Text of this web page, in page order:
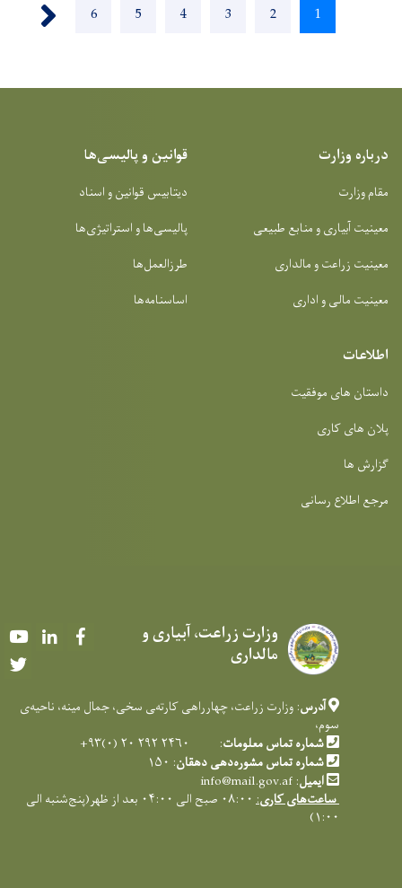
Current
1
Page
2
Page
3
Page
4
Page
5
Page
6
درباره وزارت
مقام وزارت
معینیت آبیاری و منابع طبیعی
معینیت زراعت و مالداری
معینیت مالی و اداری
قوانین و پالیسی‌ها
دیتابیس قوانین و اسناد
پالیسی‌ها و استراتیژی‌ها
طرزالعمل‌ها
اساسنامه‌ها
اطلاعات
داستان های موفقیت
پلان های کاری
گزارش ها
مرجع اطلاع رسانی
وزارت زراعت، آبیاری و
مالداری
YoutubeLinkedIn
آدرس: وزارت زراعت، چهارراهی کارته‌‍ی سخی، جمال مینه، ناحیه‌ی
سوم،
شماره تماس معلومات: ۲۴۶۰ ۲۹۲ ۲۰ (۰)۹۳+
شماره تماس مشوره‌دهی دهقان: ۱۵۰
ایمیل:
info@mail.gov.af
ساعت‌های کاری:
۰۸:۰۰ صبح الی ۰۴:۰۰ بعد از ظهر(پنج‌شنبه الی
۱:۰۰)